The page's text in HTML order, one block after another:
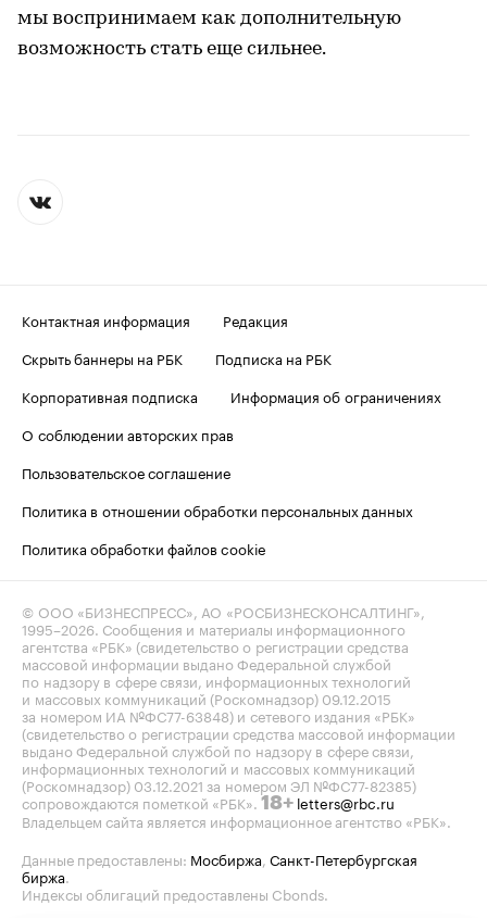
мы воспринимаем как дополнительную
возможность стать еще сильнее.
Контактная информация
Редакция
Скрыть баннеры на РБК
Подписка на РБК
Корпоративная подписка
Информация об ограничениях
О соблюдении авторских прав
Пользовательское соглашение
Политика в отношении обработки персональных данных
Политика обработки файлов cookie
© ООО «БИЗНЕСПРЕСС», АО «РОСБИЗНЕСКОНСАЛТИНГ»,
1995–2026. Сообщения и материалы информационного
агентства «РБК» (свидетельство о регистрации средства
массовой информации выдано Федеральной службой
по надзору в сфере связи, информационных технологий
и массовых коммуникаций (Роскомнадзор) 09.12.2015
за номером ИА №ФС77-63848) и сетевого издания «РБК»
(свидетельство о регистрации средства массовой информации
выдано Федеральной службой по надзору в сфере связи,
информационных технологий и массовых коммуникаций
(Роскомнадзор) 03.12.2021 за номером ЭЛ №ФС77-82385)
сопровождаются пометкой «РБК». 18+ letters@rbc.ru
Владельцем сайта является информационное агентство «РБК».
Данные предоставлены: Мосбиржа, Санкт-Петербургская
биржа.
Индексы облигаций предоставлены Cbonds.